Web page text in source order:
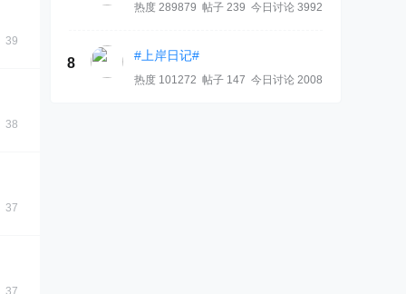
39
38
37
37
热度 289879 帖子 239 今日讨论 3992
8 #上岸日记#
热度 101272 帖子 147 今日讨论 2008